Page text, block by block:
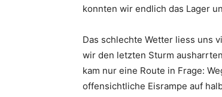
konnten wir endlich das Lager
Das schlechte Wetter liess uns
wir den letzten Sturm
kam nur eine Route in Frage:
offensichtliche Eisrampe auf